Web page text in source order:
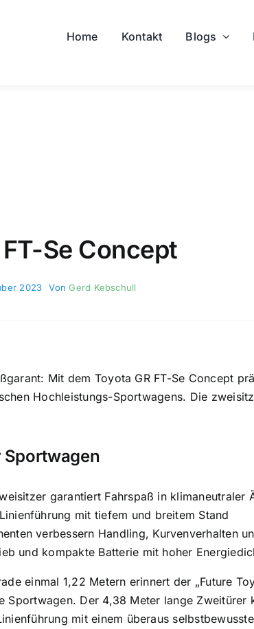
Home Kontakt Blogs
Se Concept
2023 VonGerd Kebschull
Mit dem Toyota GR FT-Se Con­cept
Hoch­leistungs-Sport­wagens. Die
Sportwagen
garantiert Fahrspaß in klimaneutraler
mit tiefem und breitem Stand
verbessern Handling, Kurvenverhalten
und kompakte Batterie mit hoher
einmal 1,22 Metern erinnert der „Future
Sportwagen. Der 4,38 Meter lange Zweitürer
mit einem überaus